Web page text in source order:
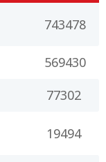
743478
569430
77302
19494